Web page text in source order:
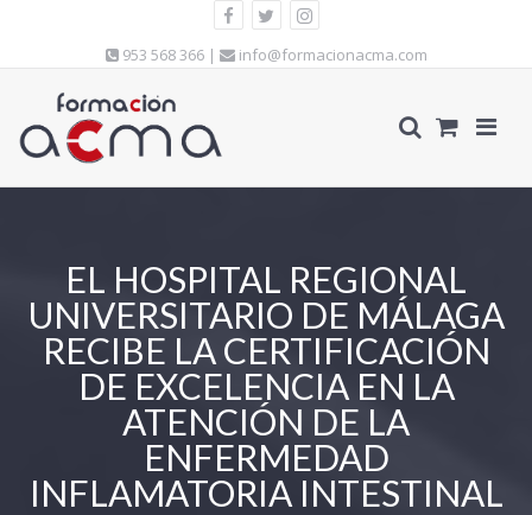
953 568 366 | info@formacionacma.com
EL HOSPITAL REGIONAL
UNIVERSITARIO DE MÁLAGA
RECIBE LA CERTIFICACIÓN
DE EXCELENCIA EN LA
ATENCIÓN DE LA
ENFERMEDAD
INFLAMATORIA INTESTINAL